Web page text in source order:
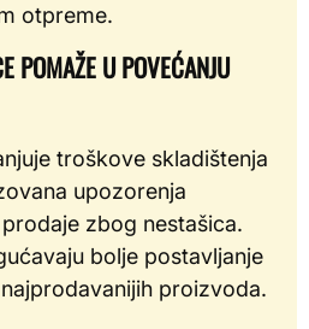
otpreme.
POMAŽE U POVEĆANJU
troškove skladištenja
upozorenja
zbog nestašica.
bolje postavljanje
proizvoda.